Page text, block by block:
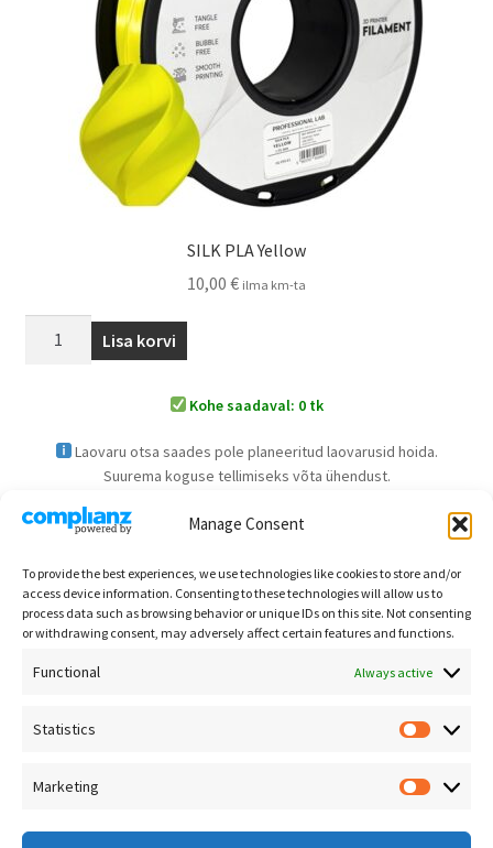
Manage Consent
To provide the best experiences, we use technologies like cookies to store and/or
access device information. Consenting to these technologies will allow us to
process data such as browsing behavior or unique IDs on this site. Not consenting
or withdrawing consent, may adversely affect certain features and functions.
Functional Always active
Statistics
Marketing
SILK PLA Yellow
10,00 € ilma km-ta
Lisa korvi
Kohe saadaval: 0 tk
Laovaru otsa saades pole planeeritud laovarusid hoida.
Suurema koguse tellimiseks võta ühendust.
Kuvatakse kõik 12 tulemust
Müügitingimused
Registrikood: 16265433
Aadress: Väike-Ameerika 3-16,